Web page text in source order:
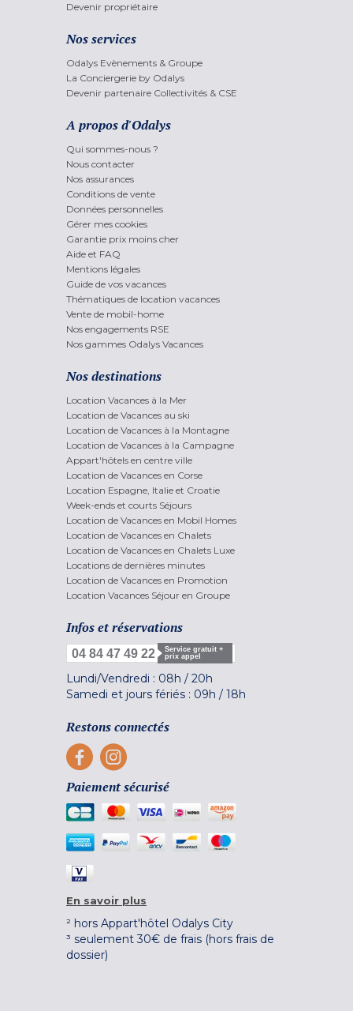
Devenir propriétaire
Nos services
Odalys Evènements & Groupe
La Conciergerie by Odalys
Devenir partenaire Collectivités & CSE
A propos d'Odalys
Qui sommes-nous ?
Nous contacter
Nos assurances
Conditions de vente
Données personnelles
Gérer mes cookies
Garantie prix moins cher
Aide et FAQ
Mentions légales
Guide de vos vacances
Thématiques de location vacances
Vente de mobil-home
Nos engagements RSE
Nos gammes Odalys Vacances
Nos destinations
Location Vacances à la Mer
Location de Vacances au ski
Location de Vacances à la Montagne
Location de Vacances à la Campagne
Appart'hôtels en centre ville
Location de Vacances en Corse
Location Espagne, Italie et Croatie
Week-ends et courts Séjours
Location de Vacances en Mobil Homes
Location de Vacances en Chalets
Location de Vacances en Chalets Luxe
Locations de dernières minutes
Location de Vacances en Promotion
Location Vacances Séjour en Groupe
Infos et réservations
04 84 47 49 22
Service gratuit +
prix appel
Lundi/Vendredi : 08h / 20h
Samedi et jours fériés : 09h / 18h
Restons connectés
Paiement sécurisé
En savoir plus
² hors Appart'hôtel Odalys City
³ seulement 30€ de frais (hors frais de
dossier)